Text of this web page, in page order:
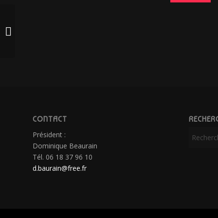
CONTACT
Président :
Dominique Beaurain
Tél. 06 18 37 96 10
d.baurain@free.fr